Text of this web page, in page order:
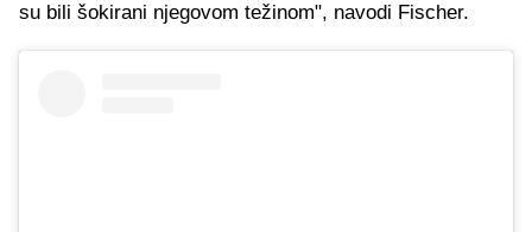
su bili šokirani njegovom težinom", navodi Fischer.